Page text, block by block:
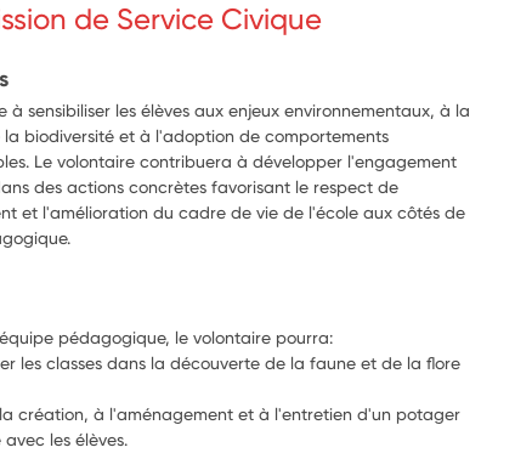
de Service Civique
à sensibiliser les élèves aux enjeux environnementaux, à la
biodiversité et à l'adoption de comportements
Le volontaire contribuera à développer l'engagement
des actions concrètes favorisant le respect de
et l'amélioration du cadre de vie de l'école aux côtés de
pédagogique, le volontaire pourra:
les classes dans la découverte de la faune et de la flore
création, à l'aménagement et à l'entretien d'un potager
les élèves.